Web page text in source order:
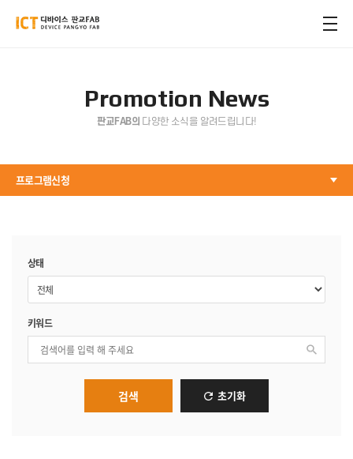
Promotion News
판교FAB의 다양한 소식을 알려드립니다!
프로그램신청
상태
키워드
검색 초기화